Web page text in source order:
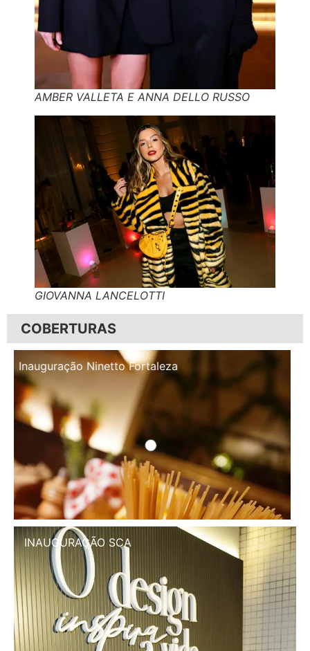
AMBER VALLETA E ANNA DELLO RUSSO
GIOVANNA LANCELOTTI
COBERTURAS
Inauguração Illa Café
INAUGURAÇÃO SCA